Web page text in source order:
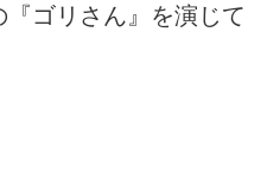
ゴリさん』を演じて